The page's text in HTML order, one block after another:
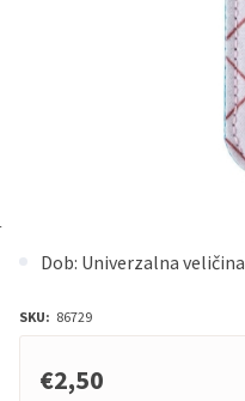
Dob: Univerzalna veličina
SKU: 86729
€2,50